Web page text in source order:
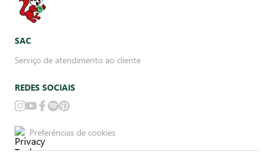
SAC
Serviço de atendimento ao cliente
REDES SOCIAIS
Preferências de cookies